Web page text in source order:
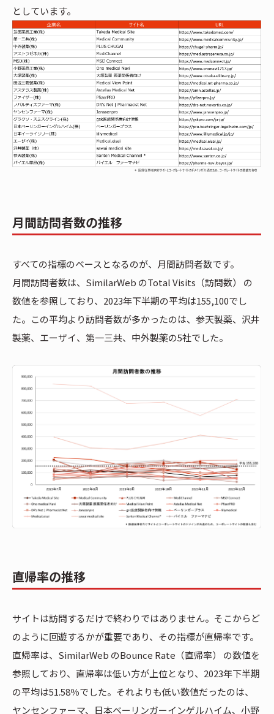
としています。
月間訪問者数の推移
すべての指標のベースとなるのが、月間訪問者数です。
月間訪問者数は、SimilarWeb のTotal Visits（訪問数） の
数値を参照しており、2023年下半期の平均は155,100でし
た。この平均より訪問者数が多かったのは、参天製薬、沢井
製薬、エーザイ、第一三共、中外製薬の5社でした。
直帰率の推移
サイトは訪問するだけで終わりではありません。そこからど
のように回遊するかが重要であり、その指標が直帰率です。
直帰率は、SimilarWeb のBounce Rate（直帰率） の数値を
参照しており、直帰率は低い方が上位となり、2023年下半期
の平均は51.58％でした。それよりも低い数値だったのは、
ヤンセンファーマ、日本ベーリンガーインゲルハイム、小野